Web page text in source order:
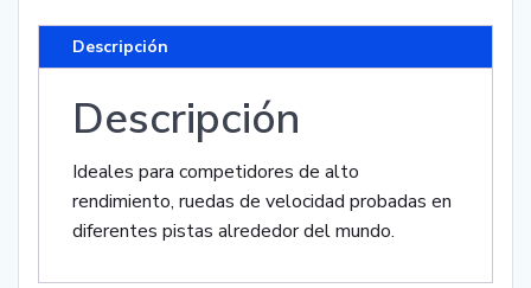
Descripción
Descripción
Ideales para competidores de alto
rendimiento, ruedas de velocidad probadas en
diferentes pistas alrededor del mundo.